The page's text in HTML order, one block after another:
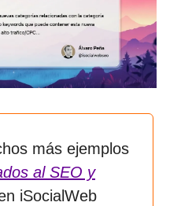
más ejemplos
al SEO y
iSocialWeb